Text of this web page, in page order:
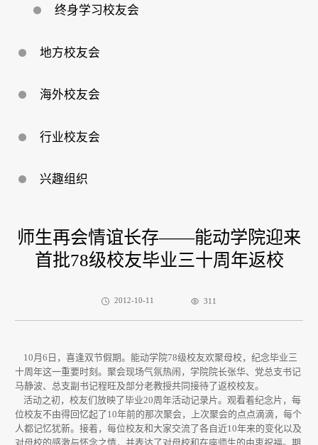
终身学习校友会
地方校友会
海外校友会
行业校友会
兴趣组织
师生再会情谊长存——能动学院迎来
首批78级校友毕业三十周年返校
2012-10-11 311
10月6日，喜逢双节假期。能动学院78级校友欢聚母校，纪念毕业三
十周年这一重要时刻。聚会现场气氛热闹，学院院长张华、党总支书记
马静波、总支副书记程旺及部分老教授共同接待了返校校友。
活动之初，校友们放映了毕业20周年活动记录片。观看着纪念片，每
位校友不由得回忆起了10年前的那次聚会，上次聚会的点点滴滴，每个
人都记忆犹新。接着，每位校友和大家交流了各自近10年来的变化以及
对母校的感激与怀念之情，并表达了对母校和在座师生的由衷祝福。期